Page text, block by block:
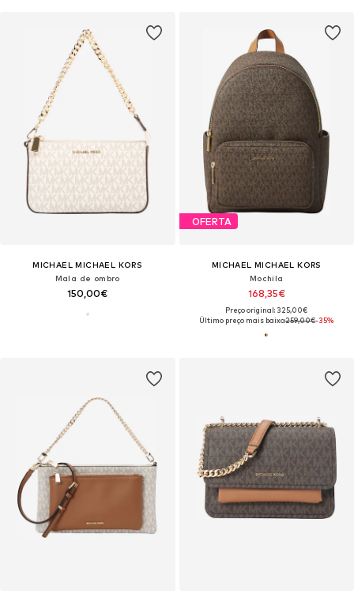
MICHAEL MICHAEL KORS
Mala de ombro
150,00€
OFERTA
MICHAEL MICHAEL KORS
Mochila
168,35€
Preço original: 325,00€
Último preço mais baixo:259,00€-35%